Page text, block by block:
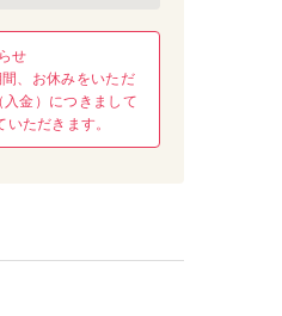
せ
、お休みをいただ
入金）につきまして
ただきます。